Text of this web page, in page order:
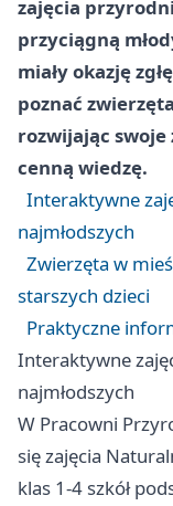
zajęcia
przyciągną
miały okazję
poznać
rozwijając
cenną wiedzę.
Interaktywne
najmłodszych
Zwierzęta w
starszych dzieci
Praktyczne
Interaktywne
najmłodszych
W Pracowni
się zajęcia
klas 1-4 szkół